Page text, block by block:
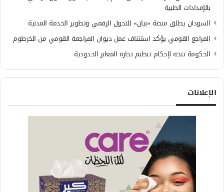
بالإمدادات الطبية
السودان يطلق منصة «بيان» للتحول الرقمي وتطوير الخدمة المدنية
المراجع القومي يؤكد استئناف عمل ديوان المراجعة القومي من الخرطوم
الحكومة تتجه لإحكام تنظيم تجارة المعابر الحدودية
الإعلانات